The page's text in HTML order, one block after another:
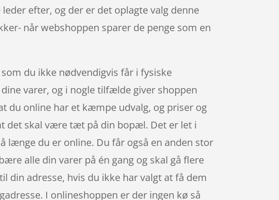
efter, og der er det oplagte valg denne
når webshoppen sparer de penge som en
du ikke nødvendigvis får i fysiske
varer, og i nogle tilfælde giver shoppen
du online har et kæmpe udvalg, og priser og
det skal være tæt på din bopæl. Det er let i
længe du er online. Du får også en anden stor
alle din varer på én gang og skal gå flere
din adresse, hvis du ikke har valgt at få dem
I onlineshoppen er der ingen kø så